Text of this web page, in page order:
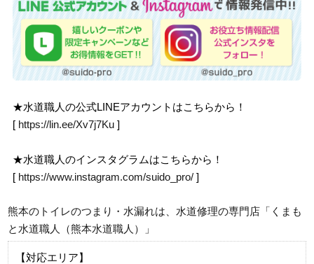
★水道職人の公式LINEアカウントはこちらから！
[ https://lin.ee/Xv7j7Ku ]
★水道職人のインスタグラムはこちらから！
[ https://www.instagram.com/suido_pro/ ]
熊本のトイレのつまり・水漏れは、水道修理の専門店「くまも
と水道職人（熊本水道職人）」
【対応エリア】